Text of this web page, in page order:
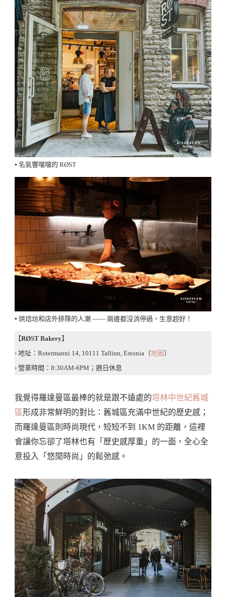
▪️ 名氣響噹噹的 RØST
▪️ 烘焙坊和店外排隊的人潮 —— 兩邊都沒消停過，生意超好！
【RØST Bakery】
› 地址：Rotermanni 14, 10111 Tallinn, Estonia（地圖 ）
› 營業時間：8:30AM-6PM；週日休息
我覺得羅達曼區最棒的就是跟不遠處的塔林中世紀舊城
區形成非常鮮明的對比：舊城區充滿中世紀的歷史感；
而羅達曼區則時尚現代，短短不到 1KM 的距離，這裡
會讓你忘卻了塔林也有「歷史感厚重」的一面，全心全
意投入「悠閒時尚」的鬆弛感。